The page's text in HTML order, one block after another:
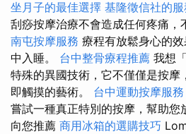
坐月子的最佳選擇 基隆徵信社的
刮痧按摩治療不會造成任何疼痛，
南屯按摩服務 療程有放鬆身心的
中入睡。 台中整骨療程推薦 我想
特殊的異國技術，它不僅僅是按摩
即觸摸的藝術。 台中運動按摩服務
嘗試一種真正特別的按摩，幫助您
向您推薦 商用冰箱的選購技巧